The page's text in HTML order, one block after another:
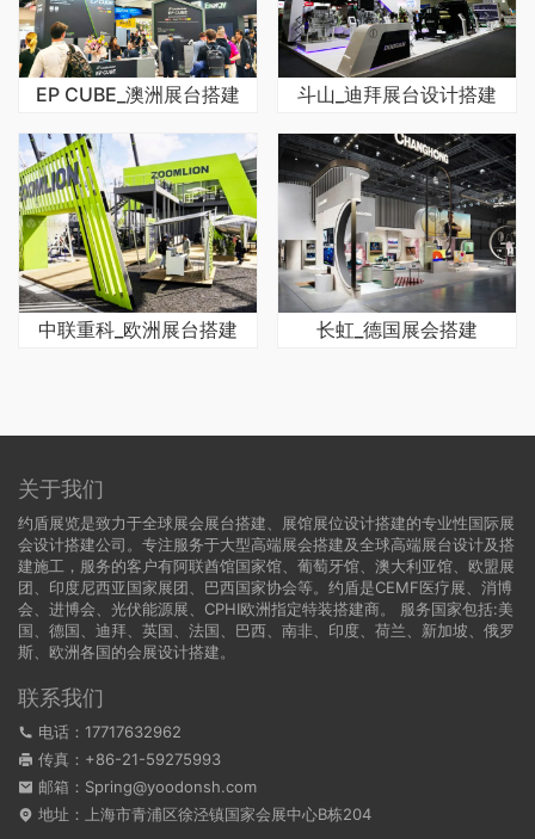
EP CUBE_澳洲展台搭建 斗山_迪拜展台设计搭建
中联重科_欧洲展台搭建 长虹_德国展会搭建
关于我们
约盾展览是致力于全球展会展台搭建、展馆展位设计搭建的专业性国际展
会设计搭建公司。专注服务于大型高端展会搭建及全球高端展台设计及搭
建施工，服务的客户有阿联酋馆国家馆、葡萄牙馆、澳大利亚馆、欧盟展
团、印度尼西亚国家展团、巴西国家协会等。约盾是CEMF医疗展、消博
会、进博会、光伏能源展、CPHI欧洲指定特装搭建商。 服务国家包括:美
国
德国 、迪拜、英国、法国、巴西、南非、印度、荷兰、新加坡、俄罗
斯、欧洲各国的会展设计搭建。
联系我们
电话：17717632962
传真：+86-21-59275993
邮箱：Spring@yoodonsh.com
地址：上海市青浦区徐泾镇国家会展中心B栋204